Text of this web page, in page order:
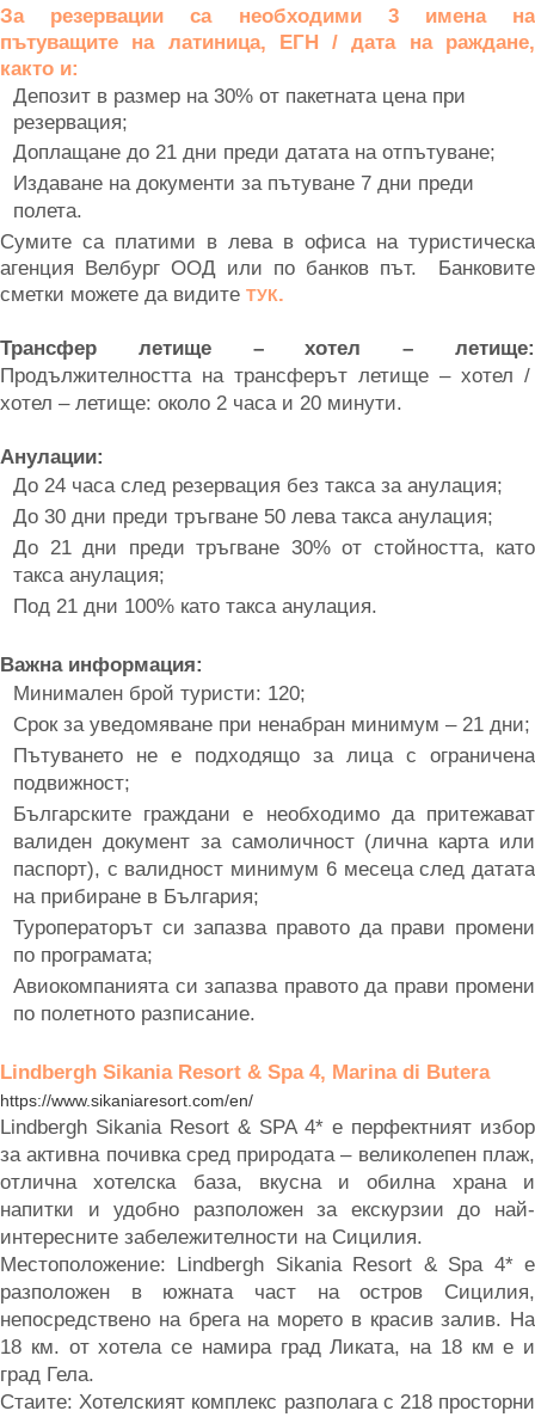
За резервации са необходими 3 имена на
пътуващите на латиница, ЕГН / дата на раждане,
както и:
Депозит в размер на 30% от пакетната цена при
резервация;
Доплащане до 21 дни преди датата на отпътуване;
Издаване на документи за пътуване 7 дни преди
полета.
Сумите са платими в лева в офиса на туристическа
агенция Велбург ООД или по банков път. Банковите
сметки можете да видите ТУК.
Трансфер летище – хотел – летище:
Продължителността на трансферът летище – хотел /
хотел – летище: около 2 часа и 20 минути.
Анулации:
До 24 часа след резервация без такса за анулация;
До 30 дни преди тръгване 50 лева такса анулация;
До 21 дни преди тръгване 30% от стойността, като
такса анулация;
Под 21 дни 100% като такса анулация.
Важна информация:
Минимален брой туристи: 120;
Срок за уведомяване при ненабран минимум – 21 дни;
Пътуването не е подходящо за лица с ограничена
подвижност;
Българските граждани е необходимо да притежават
валиден документ за самоличност (лична карта или
паспорт), с валидност минимум 6 месеца след датата
на прибиране в България;
Туроператорът си запазва правото да прави промени
по програмата;
Авиокомпанията си запазва правото да прави промени
по полетното разписание.
Lindbergh Sikania Resort & Spa 4, Marina di Butera
https://www.sikaniaresort.com/en/
Lindbergh Sikania Resort & SPA 4* е перфектният избор
за активна почивка сред природата – великолепен плаж,
отлична хотелска база, вкусна и обилна храна и
напитки и удобно разположен за екскурзии до най-
интересните забележителности на Сицилия.
Местоположение: Lindbergh Sikania Resort & Spa 4* е
разположен в южната част на остров Сицилия,
непосредствено на брега на морето в красив залив. На
18 км. от хотела се намира град Ликата, на 18 км е и
град Гела.
Стаите: Хотелският комплекс разполага с 218 просторни